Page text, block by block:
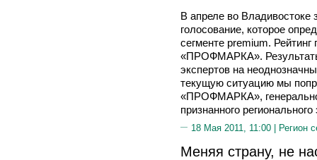
В апреле во Владивостоке
голосование, которое
сегменте premium.
«ПРОФМАРКА». Результаты
экспертов на
текущую ситуацию мы
«ПРОФМАРКА»,
признанного
18 Мая 2011, 11:00 | Регион
Меняя страну, не